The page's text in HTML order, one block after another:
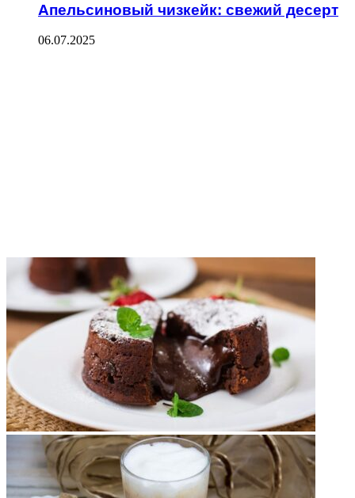
Апельсиновый чизкейк: свежий десерт
06.07.2025